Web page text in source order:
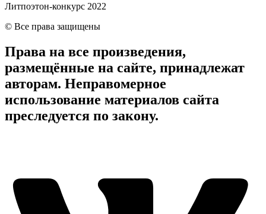
Литпоэтон-конкурс 2022
© Все права защищены
Права на все произведения,
размещённые на сайте, принадлежат
авторам. Неправомерное
использование материалов сайта
преследуется по закону.